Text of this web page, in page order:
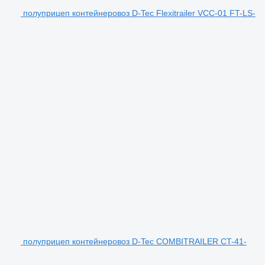
полуприцеп контейнеровоз D-Tec Flexitrailer VCC-01 FT-LS-
полуприцеп контейнеровоз D-Tec COMBITRAILER CT-41-